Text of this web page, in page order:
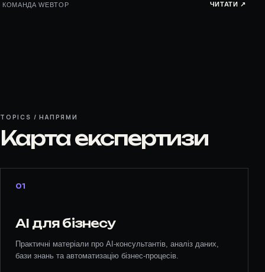
КОМАНДА WEBTOP ЧИТАТИ ↗︎
TOPICS / НАПРЯМИ
Карта експертизи
01
AI для бізнесу
Практичні матеріали про AI-консультантів, аналіз даних,
бази знань та автоматизацію бізнес-процесів.